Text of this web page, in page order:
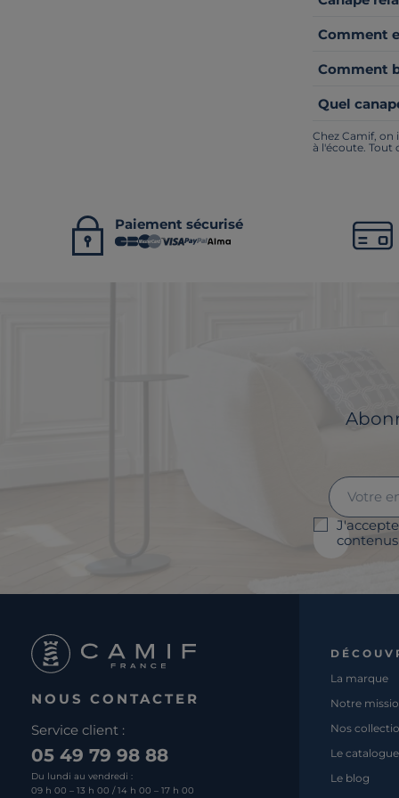
Comment
Comment
Quel
Chez Camif, on
à l'écoute. Tout
Paiement sécurisé
NOUS CONTACTER
Service client :
05 49 79 98 88
Du lundi au vendredi :
09 h 00 – 13 h 00 / 14 h 00 – 17 h 00
La marque
Notre
Nos
Le catalogue
Le blog